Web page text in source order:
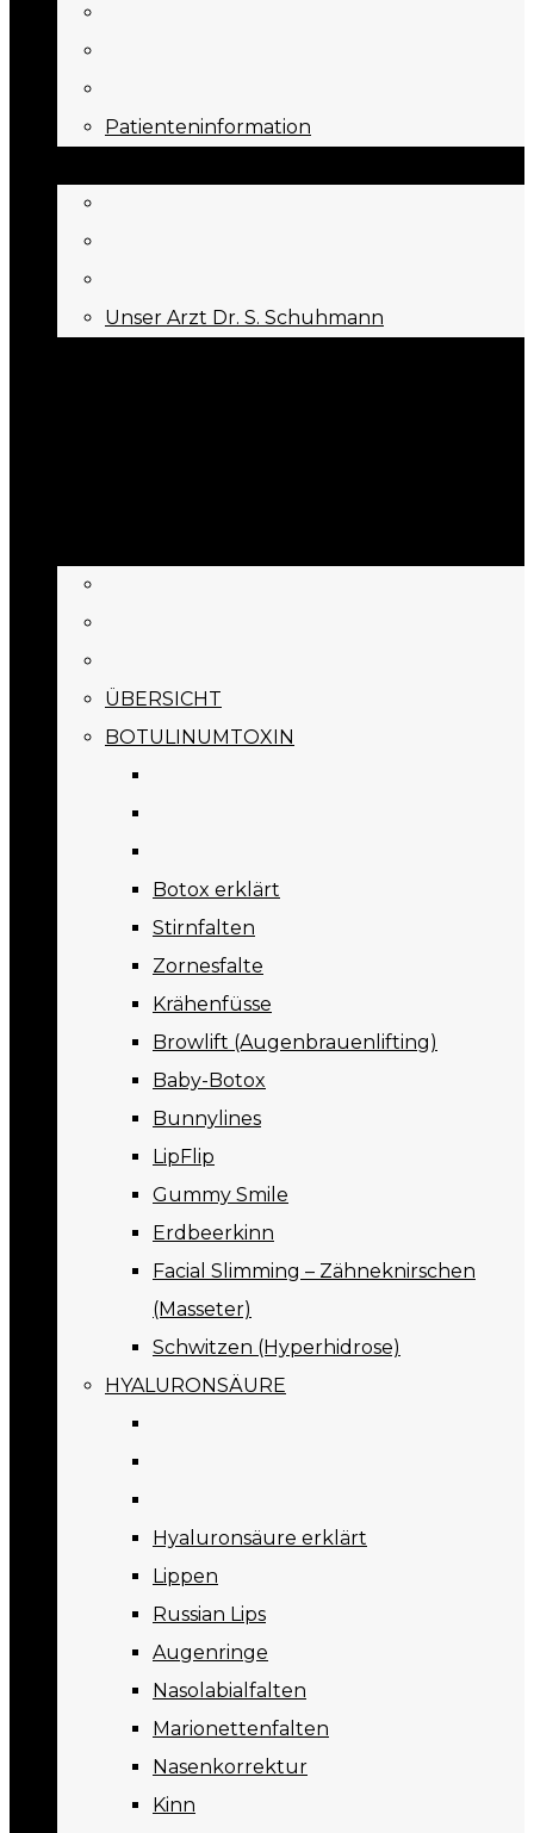
Patienteninformation
Unser Arzt Dr. S. Schuhmann
ÜBERSICHT
BOTULINUMTOXIN
Botox erklärt
Stirnfalten
Zornesfalte
Krähenfüsse
Browlift (Augenbrauenlifting)
Baby-Botox
Bunnylines
LipFlip
Gummy Smile
Erdbeerkinn
Facial Slimming – Zähneknirschen
(Masseter)
Schwitzen (Hyperhidrose)
HYALURONSÄURE
Hyaluronsäure erklärt
Lippen
Russian Lips
Augenringe
Nasolabialfalten
Marionettenfalten
Nasenkorrektur
Kinn